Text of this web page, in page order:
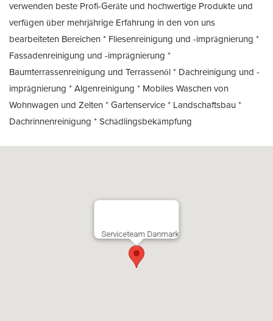
verwenden beste Profi-Geräte und hochwertige Produkte und
verfügen über mehrjährige Erfahrung in den von uns
bearbeiteten Bereichen * Fliesenreinigung und -imprägnierung *
Fassadenreinigung und -imprägnierung *
Baumterrassenreinigung und Terrassenöl * Dachreinigung und -
imprägnierung * Algenreinigung * Mobiles Waschen von
Wohnwagen und Zelten * Gartenservice * Landschaftsbau *
Dachrinnenreinigung * Schädlingsbekämpfung
Serviceteam Danmark